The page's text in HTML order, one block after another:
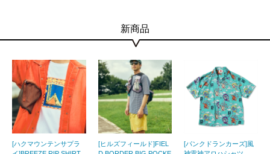
新商品
[ハクマウンテンサプラ
[ヒルズフィールド]FIEL
[パンクドランカーズ]風